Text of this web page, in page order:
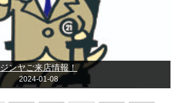
ジンヤご来店情報！
2024-01-08